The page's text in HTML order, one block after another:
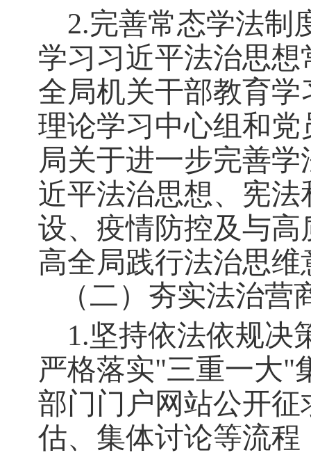
2.完善常态学法制
学习习近平法治思
全局机关干部教育学
理论学习中心组和
局关于进一步完善
近平法治思想、宪
设、疫情防控及与
高全局践行法治思
（二） 夯实法治营
1.坚持依法依规决
严格落实"三重一大"
部门门户网站公开
估、集体讨论等流